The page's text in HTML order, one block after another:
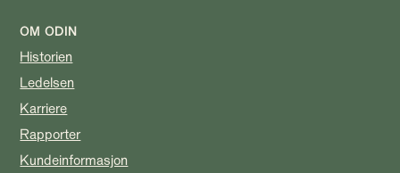
OM ODIN
Historien
Ledelsen
Karriere
Rapporter
Kundeinformasjon